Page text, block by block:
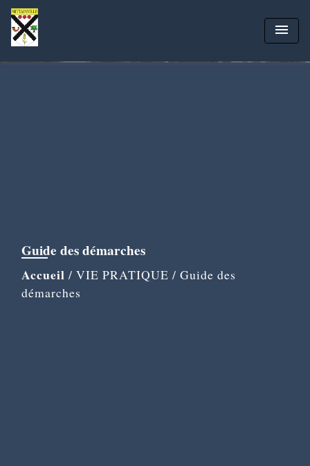
menu
Guide des démarches
Accueil / VIE PRATIQUE / Guide des
démarches